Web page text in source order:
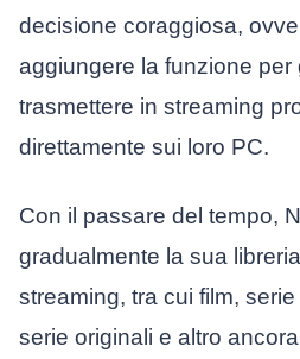
decisione coraggiosa,
aggiungere la funzione per
trasmettere in streaming
direttamente sui loro PC.
Con il passare del tempo,
gradualmente la sua
streaming, tra cui film,
serie originali e altro